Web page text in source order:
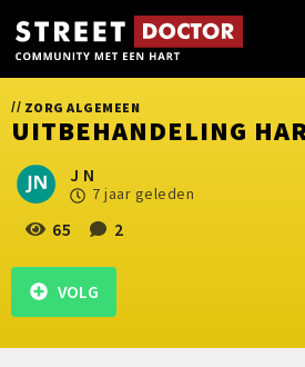
// ZORG ALGEMEEN
UITBEHANDELING
J N
7 jaar geleden
65 2
VOLG